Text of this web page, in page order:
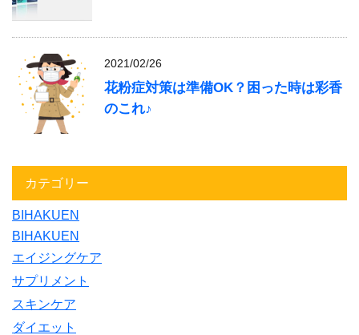
2021/02/26
花粉症対策は準備OK？困った時は彩香
のこれ♪
カテゴリー
BIHAKUEN
BIHAKUEN
エイジングケア
サプリメント
スキンケア
ダイエット